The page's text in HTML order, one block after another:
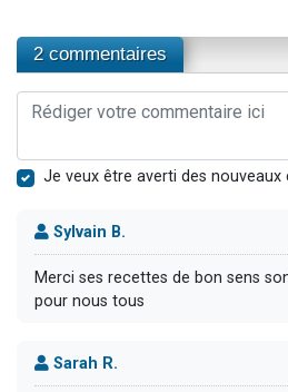
2 commentaires
Je veux être averti des
Sylvain B.
Merci ses recettes de bon sens
pour nous tous
Sarah R.